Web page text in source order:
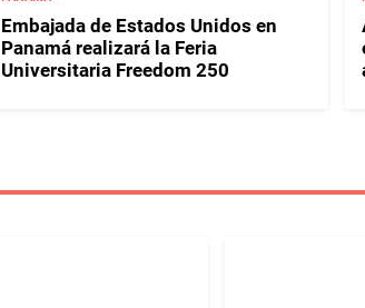
Embajada de Estados Unidos en
Panamá realizará la Feria
Universitaria Freedom 250